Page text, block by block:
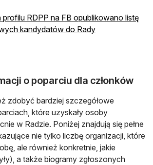
profilu RDPP na FB opublikowano listę
kandydatów do Rady
o poparciu dla członków
zdobyć bardziej szczegółowe
które uzyskały osoby
w Radzie. Poniżej znajdują się pełne
nie tylko liczbę organizacji, które
ale również konkretnie, jakie
a także biogramy zgłoszonych